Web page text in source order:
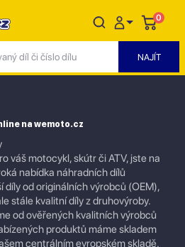
0
na wemoto.cz
váš motocykl, skútr či ATV, jste na
nabídka náhradních dílů
díly od originálních výrobců (OEM),
stále kvalitní díly z druhovýroby.
od ověřených kvalitních výrobců
produktů máme skladem
centrálním evropském skladě.